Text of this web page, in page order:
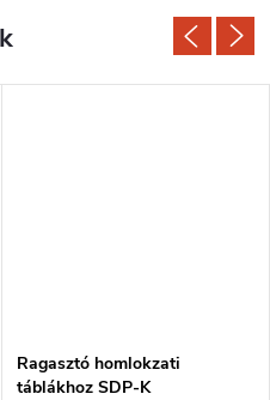
Ragasztó homlokzati
táblákhoz SDP-K